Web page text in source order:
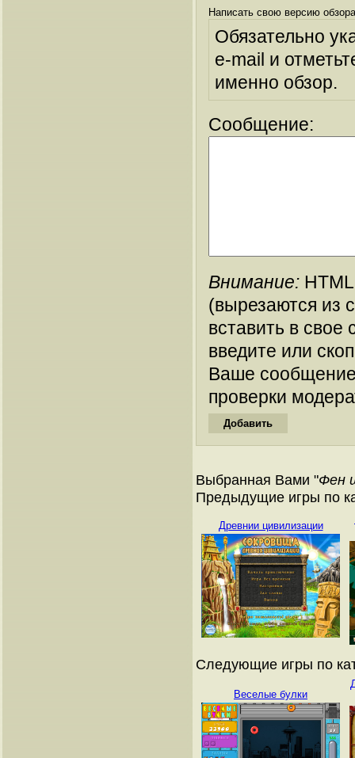
Написать свою версию
Обязательно
e-mail и
именно обзор.
Сообщение:
Внимание:
(вырезаются из
вставить в
введите или
Ваше
проверки
Выбранная Вами "Фен
Предыдущие игры по
Древнии цивилизации
Следующие игры по
Веселые булки